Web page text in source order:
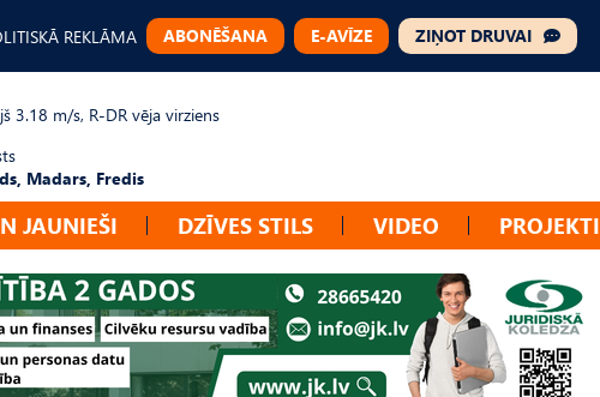
REKLĀMA ABONĒŠANA E-AVĪZE ZIŅOT DRUVAI
3.18 m/s, R-DR vēja virziens
Madars, Fredis
JAUNIEŠI DZĪVES STILS VIDEO PROJEKTI